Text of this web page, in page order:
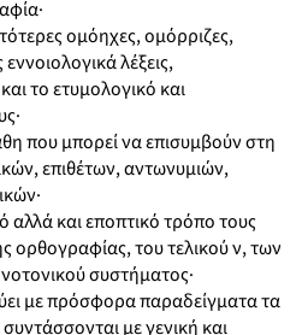
ομόηχες, ομόρριζες,
λέξεις,
το ετυμολογικό και
που μπορεί να επισυμβούν στη
επιθέτων, αντωνυμιών,
αλλά και εποπτικό τρόπο τους
ορθογραφίας, του τελικού ν, των
συστήματος·
με πρόσφορα παραδείγματα τα
με γενική και